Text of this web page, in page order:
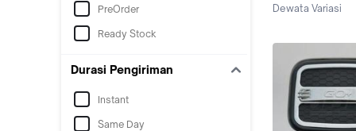
PreOrder
Ready Stock
Durasi Pengiriman
Instant
Same Day
Dewata Variasi